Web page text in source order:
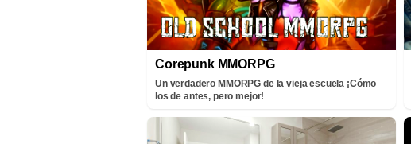
Corepunk MMORPG
Un verdadero MMORPG de la vieja escuela ¡Cómo
los de antes, pero mejor!